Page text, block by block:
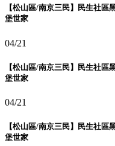
【松山區/南京三民】民生社
堡世家
04/21
【松山區/南京三民】民生社
堡世家
04/21
【松山區/南京三民】民生社
堡世家